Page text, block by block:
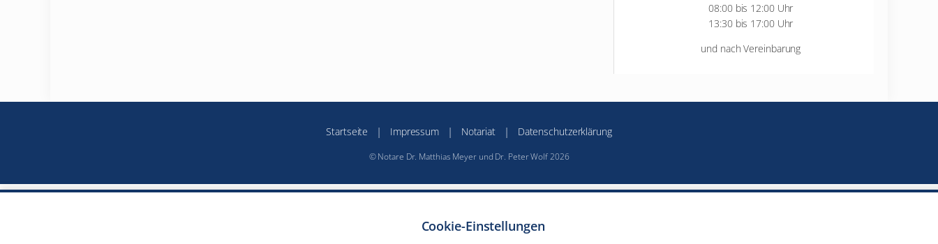
08:00 bis 12:00 Uhr
13:30 bis 17:00 Uhr
und nach Vereinbarung
Startseite | Impressum | Notariat | Datenschutzerklärung
© Notare Dr. Matthias Meyer und Dr. Peter Wolf 2026
Cookie-Einstellungen